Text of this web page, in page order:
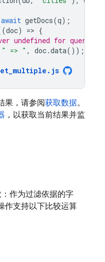
await getDocs(q);
doc) => {
undefined for query doc
" => " , doc.data());
. js
果，请参阅获取数据。
，以获取当前结果并监
作为过滤依据的字
作支持以下比较运算